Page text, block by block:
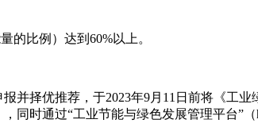
的比例）达到60%以上。
择优推荐，于2023年9月11日前将《工业
时通过“工业节能与绿色发展管理平台”（